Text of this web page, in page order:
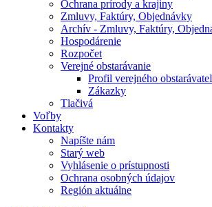
Ochrana prírody a krajiny
Zmluvy, Faktúry, Objednávky
Archív - Zmluvy, Faktúry,
Hospodárenie
Rozpočet
Verejné obstarávanie
Profil verejného
Zákazky
Tlačivá
Voľby
Kontakty
Napíšte nám
Starý web
Vyhlásenie o prístupnosti
Ochrana osobných údajov
Región aktuálne